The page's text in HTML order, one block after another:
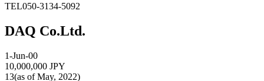
TEL050-3134-5092
DAQ Co.Ltd.
1-Jun-00
10,000,000 JPY
13(as of May, 2022)